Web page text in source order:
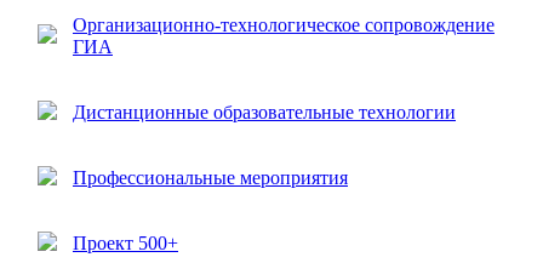
Организационно-технологическое сопровождение
ГИА
Дистанционные образовательные технологии
Профессиональные мероприятия
Проект 500+